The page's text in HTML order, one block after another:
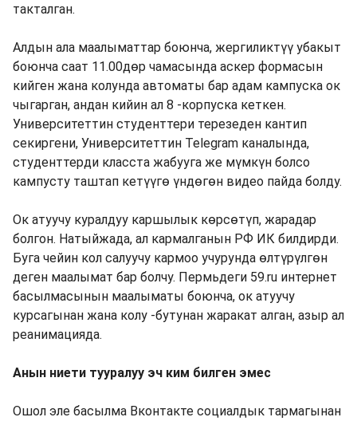
такталган.
Алдын ала маалыматтар боюнча, жергиликтүү убакыт
боюнча саат 11.00дөр чамасында аскер формасын
кийген жана колунда автоматы бар адам кампуска ок
чыгарган, андан кийин ал 8 -корпуска кеткен.
Университеттин студенттери терезеден кантип
секиргени, Университеттин Telegram каналында,
студенттерди класста жабууга же мүмкүн болсо
кампусту таштап кетүүгө үндөгөн видео пайда болду.
Ок атуучу куралдуу каршылык көрсөтүп, жарадар
болгон. Натыйжада, ал кармалганын РФ ИК билдирди.
Буга чейин кол салуучу кармоо учурунда өлтүрүлгөн
деген маалымат бар болчу. Пермьдеги 59.ru интернет
басылмасынын маалыматы боюнча, ок атуучу
курсагынан жана колу -бутунан жаракат алган, азыр ал
реанимацияда.
Анын ниети тууралуу эч ким билген эмес
Ошол эле басылма Вконтакте социалдык тармагынан